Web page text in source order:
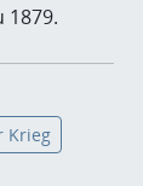
1879.
Krieg